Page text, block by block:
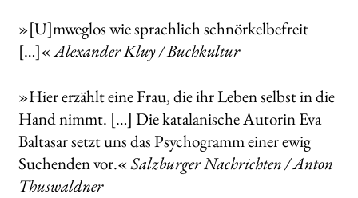
»[U]mweglos wie sprachlich schnörkelbefreit
[…]«Alexander Kluy / Buchkultur
»Hier erzählt eine Frau, die ihr Leben selbst in die
Hand nimmt. […] Die katalanische Autorin Eva
Baltasar setzt uns das Psychogramm einer ewig
Suchenden vor.«Salzburger Nachrichten / Anton
Thuswaldner